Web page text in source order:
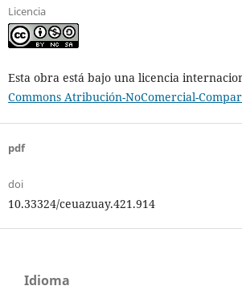
Licencia
Esta obra está bajo una licencia
Commons Atribución-NoComercial-
pdf
doi
10.33324/ceuazuay.421.914
Idioma